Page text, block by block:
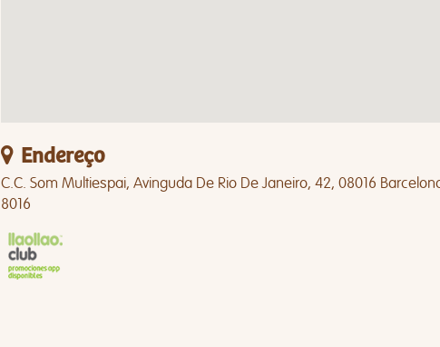
Endereço
C.C. Som Multiespai, Avinguda De Rio De Janeiro, 42, 08016
8016